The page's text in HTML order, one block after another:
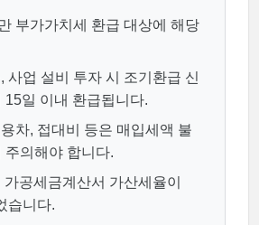
부가가치세 환급 대상에 해당
사업 설비 투자 시 조기환급 신
15일 이내 환급됩니다.
차, 접대비 등은 매입세액 불
주의해야 합니다.
공세금계산서 가산세율이
습니다.